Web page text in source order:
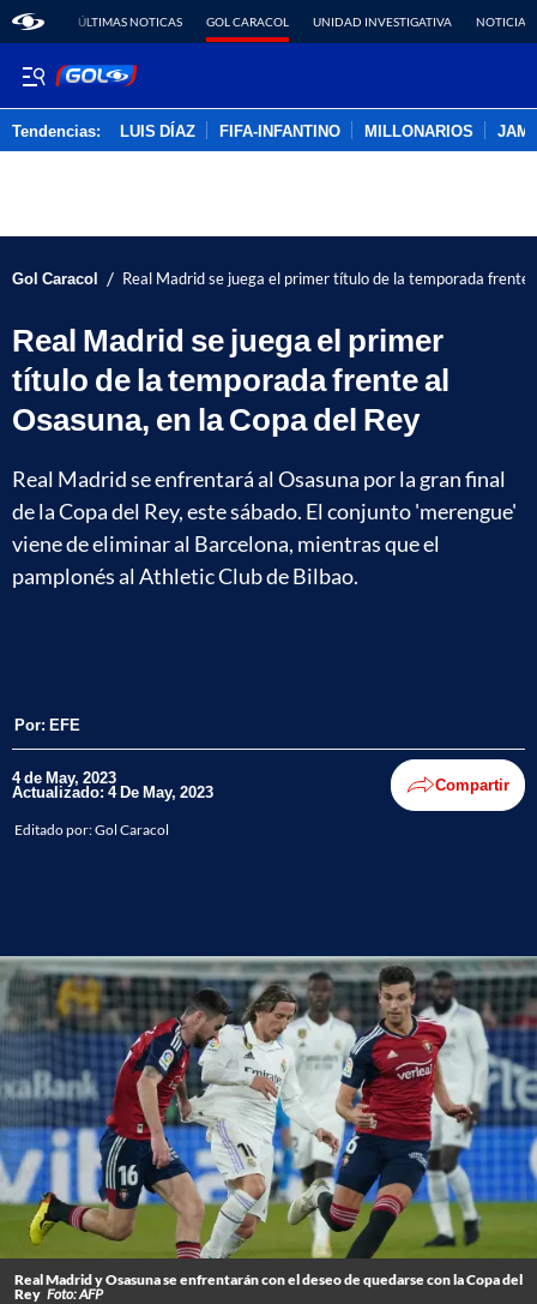
ÚLTIMAS NOTICAS GOL CARACOL UNIDAD INVESTIGATIVA NOTICIAS
Tendencias: LUIS DÍAZ FIFA-INFANTINO MILLONARIOS
Gol Caracol / Real Madrid se juega el primer título de la temporada frente
Real Madrid se juega el primer
título de la temporada frente al
Osasuna, en la Copa del Rey
Real Madrid se enfrentará al Osasuna por la gran final
de la Copa del Rey, este sábado. El conjunto 'merengue'
viene de eliminar al Barcelona, mientras que el
pamplonés al Athletic Club de Bilbao.
Por: EFE
4 de May, 2023
Actualizado: 4 De May, 2023 Compartir
Editado por:Gol Caracol
Real Madrid y Osasuna se enfrentarán con el deseo de quedarse con la Copa del
Rey Foto: AFP